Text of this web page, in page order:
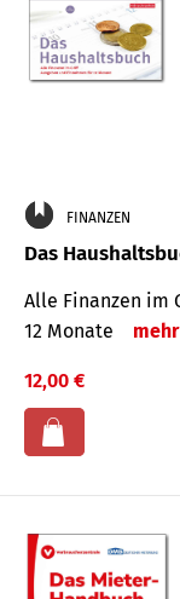
FINANZEN
Das
Alle Finanzen im
12 Monate
mehr
12,00 €